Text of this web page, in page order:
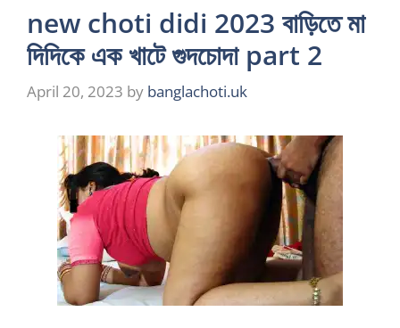
new choti didi 2023 বাড়িতে মা
দিদিকে এক খাটে গুদচোদা part 2
April 20, 2023 by banglachoti.uk